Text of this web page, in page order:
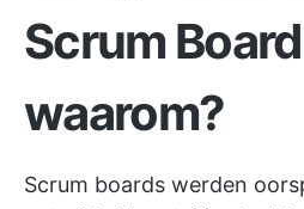
Scrum
waarom?
Scrum boards werden